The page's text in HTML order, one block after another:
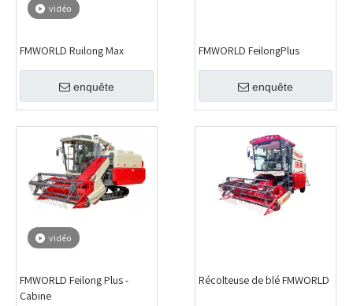
vidéo
FMWORLD Ruilong Max
enquête
FMWORLD FeilongPlus
enquête
vidéo
FMWORLD Feilong Plus -
Cabine
Récolteuse de blé FMWORLD